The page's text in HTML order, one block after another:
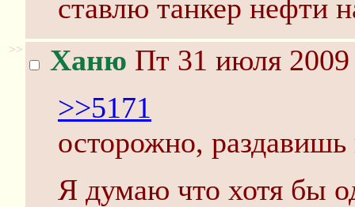
ставлю танкер нефти
>> Ханю Пт 31 июля
>>5171
осторожно,
Я думаю что хотя бы